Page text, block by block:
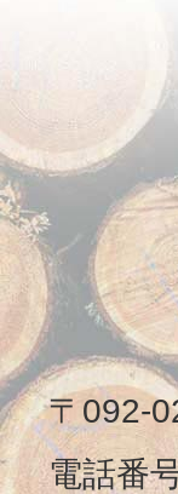
〒092-
電話番